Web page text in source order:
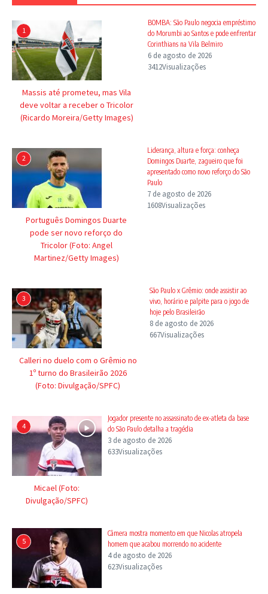
1
Massis até prometeu, mas Vila
deve voltar a receber o Tricolor
(Ricardo Moreira/Getty Images)
BOMBA: São Paulo negocia empréstimo
do Morumbi ao Santos e pode enfrentar
Corinthians na Vila Belmiro
6 de agosto de 2026
3412Visualizações
2
Português Domingos Duarte
pode ser novo reforço do
Tricolor (Foto: Angel
Martinez/Getty Images)
Liderança, altura e força: conheça
Domingos Duarte, zagueiro que foi
apresentado como novo reforço do São
Paulo
7 de agosto de 2026
1608Visualizações
3
Calleri no duelo com o Grêmio no
1º turno do Brasileirão 2026
(Foto: Divulgação/SPFC)
São Paulo x Grêmio: onde assistir ao
vivo, horário e palpite para o jogo de
hoje pelo Brasileirão
8 de agosto de 2026
667Visualizações
4
Micael (Foto:
Divulgação/SPFC)
Jogador presente no assassinato de ex-atleta da base
do São Paulo detalha a tragédia
3 de agosto de 2026
633Visualizações
5
Câmera mostra momento em que Nicolas atropela
homem que acabou morrendo no acidente
4 de agosto de 2026
623Visualizações